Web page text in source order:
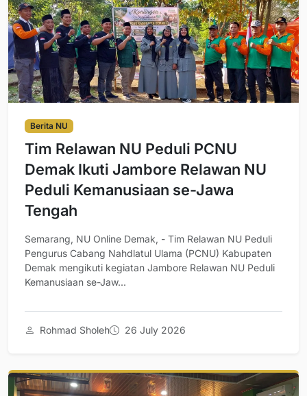
Berita NU
Tim Relawan NU Peduli PCNU
Demak Ikuti Jambore Relawan NU
Peduli Kemanusiaan se-Jawa
Tengah
Semarang, NU Online Demak, - Tim Relawan NU Peduli
Pengurus Cabang Nahdlatul Ulama (PCNU) Kabupaten
Demak mengikuti kegiatan Jambore Relawan NU Peduli
Kemanusiaan se-Jaw...
Rohmad Sholeh 26 July 2026